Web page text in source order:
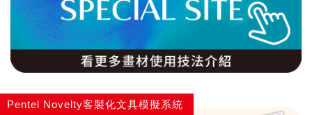
Pentel Novelty客製化文具模擬系統